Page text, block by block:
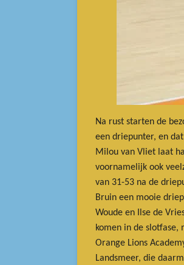
Na rust starten de
een driepunter, en
Milou van Vliet laat
voornamelijk ook
van 31-53 na de
Bruin een mooie
Woude en Ilse de
komen in de slotfase,
Orange Lions
Landsmeer, die